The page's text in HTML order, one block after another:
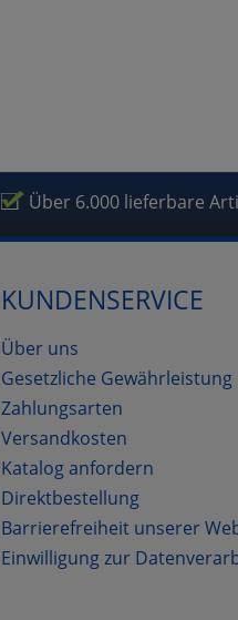
Über 6.000 lieferbare
KUNDENSERVICE
Über uns
Gesetzliche Gewährleistung
Zahlungsarten
Versandkosten
Katalog anfordern
Direktbestellung
Barrierefreiheit unserer
Einwilligung zur